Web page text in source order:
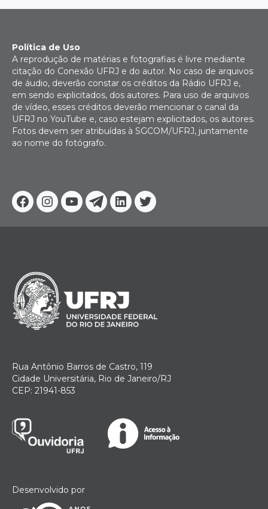
Facebook
Instagram
YoutubeTelegram
Linkedin
Twitter
Política de Uso
A reprodução de matérias e fotografias é livre mediante
citação do Conexão UFRJ e do autor. No caso de arquivos
de áudio, deverão constar os créditos da Rádio UFRJ e,
em sendo explicitados, dos autores. Para uso de arquivos
de vídeo, esses créditos deverão mencionar o canal da
UFRJ no YouTube e, caso estejam explicitados, os autores.
Fotos devem ser atribuídas à SGCOM/UFRJ, juntamente
ao nome do fotógrafo.
Rua Antônio Barros de Castro, 119
Cidade Universitária, Rio de Janeiro/RJ
CEP: 21941-853
Desenvolvido por